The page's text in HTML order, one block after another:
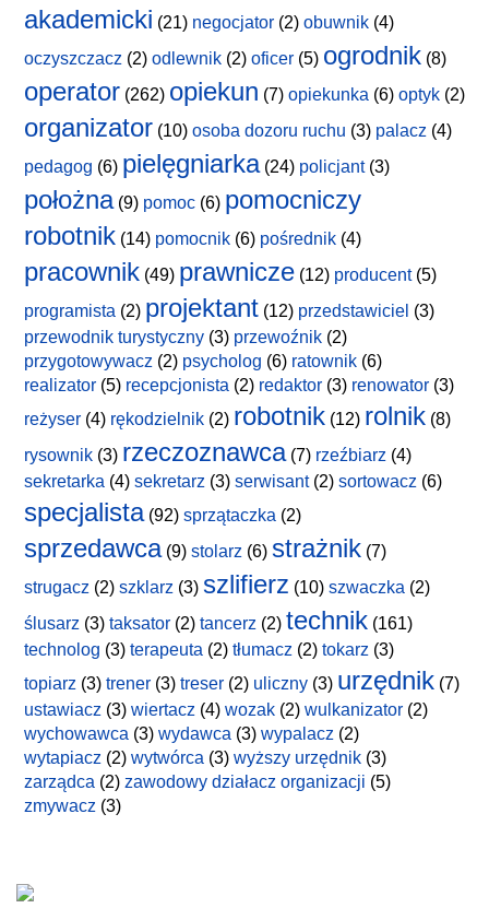
akademicki (21) negocjator (2) obuwnik (4)
oczyszczacz (2) odlewnik (2) oficer (5) ogrodnik (8)
operator (262) opiekun (7) opiekunka (6) optyk (2)
organizator (10) osoba dozoru ruchu (3) palacz (4)
pedagog (6) pielęgniarka(24) policjant(3)
położna(9) pomoc (6) pomocniczy
robotnik (14) pomocnik (6) pośrednik (4)
pracownik (49) prawnicze (12) producent(5)
programista (2) projektant (12) przedstawiciel (3)
przewodnik turystyczny (3) przewoźnik (2)
przygotowywacz (2) psycholog (6) ratownik (6)
realizator (5) recepcjonista (2) redaktor (3) renowator (3)
reżyser (4) rękodzielnik (2) robotnik (12) rolnik (8)
rysownik (3) rzeczoznawca(7) rzeźbiarz (4)
sekretarka (4) sekretarz (3) serwisant(2) sortowacz (6)
specjalista(92) sprzątaczka (2)
sprzedawca(9) stolarz (6) strażnik (7)
strugacz (2) szklarz (3) szlifierz (10) szwaczka (2)
ślusarz (3) taksator (2) tancerz (2) technik (161)
technolog (3) terapeuta (2) tłumacz (2) tokarz (3)
topiarz (3) trener (3) treser (2) uliczny (3) urzędnik (7)
ustawiacz (3) wiertacz (4) wozak (2) wulkanizator (2)
wychowawca (3) wydawca (3) wypalacz (2)
wytapiacz (2) wytwórca (3) wyższy urzędnik (3)
zarządca (2) zawodowy działacz organizacji (5)
zmywacz (3)